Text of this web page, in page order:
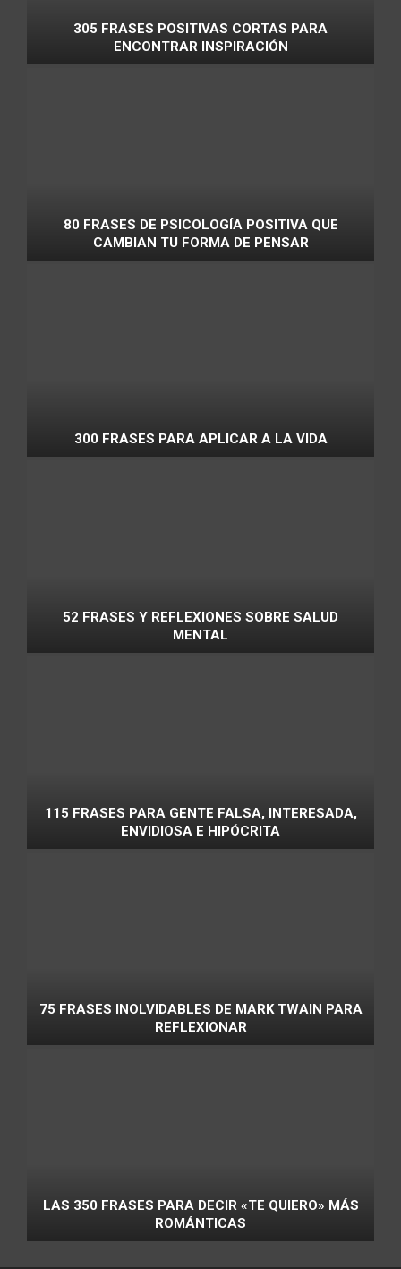
305 FRASES POSITIVAS CORTAS PARA
ENCONTRAR INSPIRACIÓN
80 FRASES DE PSICOLOGÍA POSITIVA QUE
CAMBIAN TU FORMA DE PENSAR
300 FRASES PARA APLICAR A LA VIDA
52 FRASES Y REFLEXIONES SOBRE SALUD
MENTAL
115 FRASES PARA GENTE FALSA, INTERESADA,
ENVIDIOSA E HIPÓCRITA
75 FRASES INOLVIDABLES DE MARK TWAIN PARA
REFLEXIONAR
LAS 350 FRASES PARA DECIR «TE QUIERO» MÁS
ROMÁNTICAS